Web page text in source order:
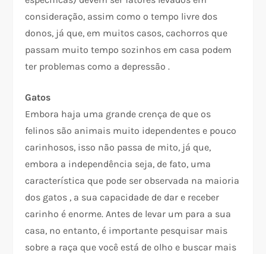
consideração, assim como o tempo livre dos
donos, já que, em muitos casos, cachorros que
passam muito tempo sozinhos em casa podem
ter problemas como a depressão .
Gatos
Embora haja uma grande crença de que os
felinos são animais muito idependentes e pouco
carinhosos, isso não passa de mito, já que,
embora a independência seja, de fato, uma
característica que pode ser observada na maioria
dos gatos , a sua capacidade de dar e receber
carinho é enorme. Antes de levar um para a sua
casa, no entanto, é importante pesquisar mais
sobre a raça que você está de olho e buscar mais